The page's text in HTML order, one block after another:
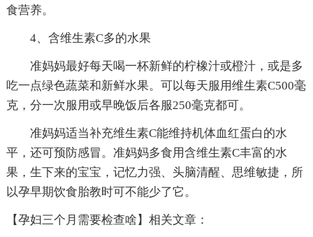
食营养。
4、含维生素C多的水果
准妈妈最好每天喝一杯新鲜的柠橡汁或橙汁，或是多
吃一点绿色蔬菜和新鲜水果。可以每天服用维生素C500毫
克，分一次服用或早晚饭后各服250毫克都可。
准妈妈适当补充维生素C能维持机体血红蛋白的水
平，还可预防感冒。准妈妈多食用含维生素C丰富的水
果，生下来的宝宝，记忆力强、头脑清醒、思维敏捷，所
以孕早期饮食胎教时可不能少了它。
【孕妇三个月需要检查啥】相关文章：